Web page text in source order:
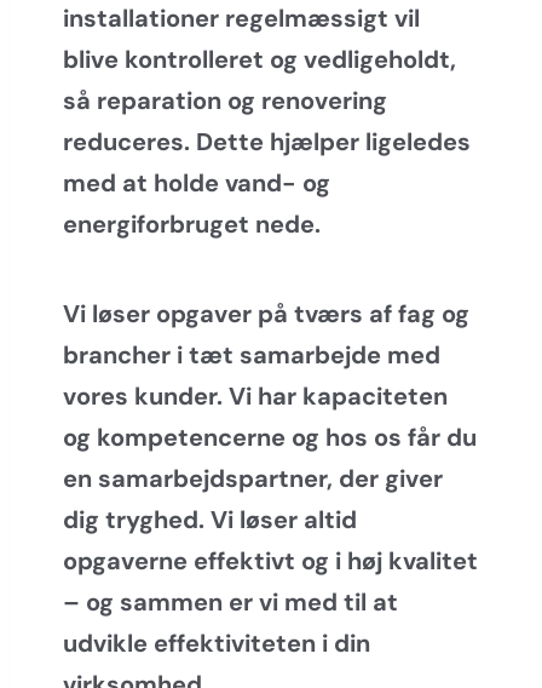
installationer regelmæssigt vil
blive kontrolleret og vedligeholdt,
så reparation og renovering
reduceres. Dette hjælper ligeledes
med at holde vand- og
energiforbruget nede.
Vi løser opgaver på tværs af fag og
brancher i tæt samarbejde med
vores kunder. Vi har kapaciteten
og kompetencerne og hos os får du
en samarbejdspartner, der giver
dig tryghed. Vi løser altid
opgaverne effektivt og i høj kvalitet
– og sammen er vi med til at
udvikle effektiviteten i din